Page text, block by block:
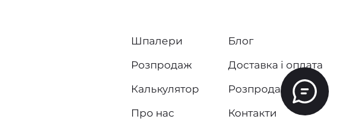
Шпалери
Розпродаж
Калькулятор
Про нас
Блог
Доставка і оплата
Розпродаж
Контакти